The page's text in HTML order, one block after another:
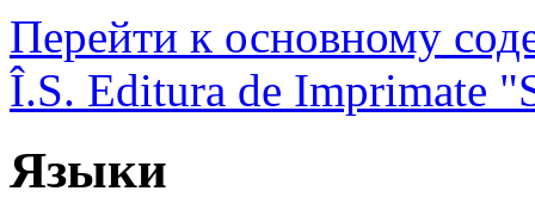
Перейти к основному
Î.S. Editura de Imprimate
Языки